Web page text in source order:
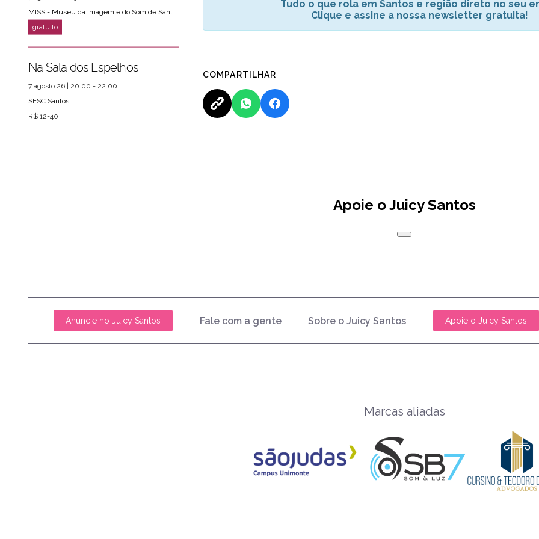
Tudo o que rola em Santos e região direto no seu
Clique e assine a nossa newsletter gratuita!
COMPARTILHAR
Na Sala dos Espelhos
7 agosto 26 | 20:00 - 22:00
SESC Santos
R$ 12-40
Apoie o Juicy Santos
Anuncie no Juicy Santos Fale com a gente Sobre o Juicy Santos Apoie o Juicy Santos
Marcas aliadas